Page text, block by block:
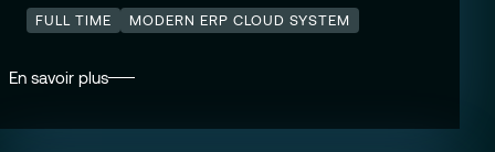
FULL TIME MODERN ERP CLOUD SYSTEM
En savoir plus